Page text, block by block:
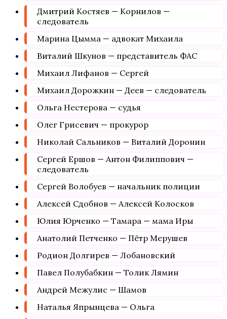
Дмитрий Костяев — Корнилов —
следователь
Марина Цымма — адвокат Михаила
Виталий Шкунов — представитель ФАС
Михаил Лифанов — Сергей
Михаил Дорожкин — Деев — следователь
Ольга Нестерова — судья
Олег Грисевич — прокурор
Николай Сальников — Виталий Доронин
Сергей Ершов — Антон Филиппович —
следователь
Сергей Волобуев — начальник полиции
Алексей Сдобнов — Алексей Колосков
Юлия Юрченко — Тамара — мама Иры
Анатолий Петченко — Пётр Мерушев
Родион Долгирев — Лобановский
Павел Полубабкин — Толик Лямин
Андрей Межулис — Шамов
Наталья Япрынцева — Ольга